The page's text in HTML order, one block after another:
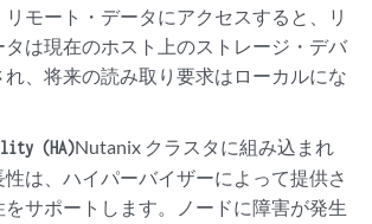
モート・データにアクセスすると、リ
タは現在のホスト上のストレージ・デバ
れ、将来の読み取り要求はローカルにな
(HA)Nutanix クラスタに組み込まれ
は、ハイパーバイザーによって提供さ
をサポートします。ノードに障害が発生